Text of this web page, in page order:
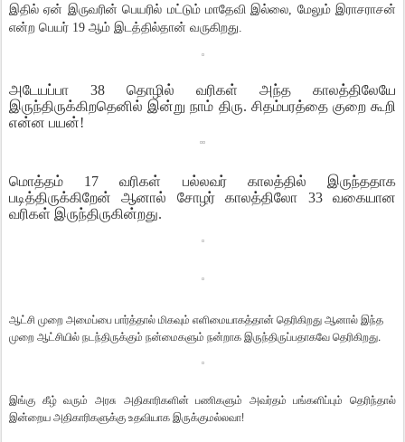
இதில் ஏன் இருவரின் பெயரில் மட்டும் மாதேவி இல்லை, மேலும் இராசராசன்
என்ற பெயர் 19 ஆம் இடத்தில்தான் வருகிறது.
அடேயப்பா 38 தொழில் வரிகள் அந்த காலத்திலேயே
இருந்திருக்கிறதெனில் இன்று நாம் திரு. சிதம்பரத்தை குறை கூறி
என்ன பயன்!
மொத்தம் 17 வரிகள் பல்லவர் காலத்தில் இருந்ததாக
படித்திருக்கிறேன் ஆனால் சோழர் காலத்திலோ 33 வகையான
வரிகள் இருந்திருகின்றது.
ஆட்சி முறை அமைப்பை பார்த்தால் மிகவும் எளிமையாகத்தான் தெரிகிறது ஆனால் இந்த
முறை ஆட்சியில் நடந்திருக்கும் நன்மைகளும் நன்றாக இருந்திருப்பதாகவே தெரிகிறது.
இங்கு கீழ் வரும் அரசு அதிகாரிகளின் பணிகளும் அவர்தம் பங்களிப்பும் தெரிந்தால்
இன்றைய அதிகாரிகளுக்கு உதவியாக இருக்குமல்லவா!